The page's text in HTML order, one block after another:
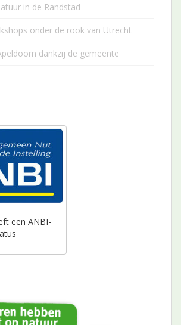
in de Randstad
onder de rook van Utrecht
dankzij de gemeente
een ANBI-